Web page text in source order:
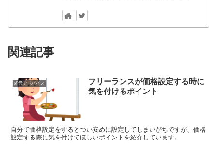
関連記事
経営アドバイス
フリーランスが価格設定する時に
気を付けるポイント
自分で価格設定をするとつい安めに設定してしまいがちですが、価格
設定する際に気を付けてほしいポイントを紹介しています。